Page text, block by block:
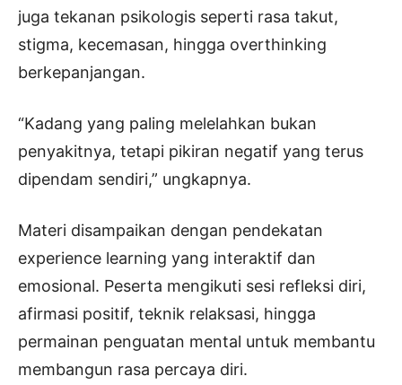
juga tekanan psikologis seperti rasa takut,
stigma, kecemasan, hingga overthinking
berkepanjangan.
“Kadang yang paling melelahkan bukan
penyakitnya, tetapi pikiran negatif yang terus
dipendam sendiri,” ungkapnya.
Materi disampaikan dengan pendekatan
experience learning yang interaktif dan
emosional. Peserta mengikuti sesi refleksi diri,
afirmasi positif, teknik relaksasi, hingga
permainan penguatan mental untuk membantu
membangun rasa percaya diri.